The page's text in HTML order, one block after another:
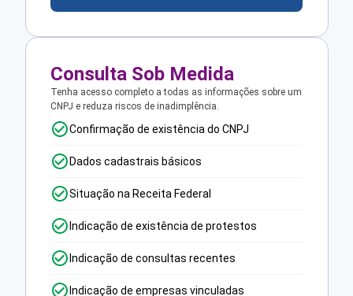
Consulta Sob Medida
Tenha acesso completo a todas as informações sobre um
CNPJ e reduza riscos de inadimplência.
Confirmação de existência do CNPJ
Dados cadastrais básicos
Situação na Receita Federal
Indicação de existência de protestos
Indicação de consultas recentes
Indicação de empresas vinculadas